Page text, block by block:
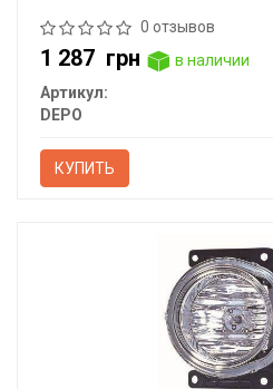
0 отзывов
1 287 грн
в наличии
Артикул:
DEPO
КУПИТЬ